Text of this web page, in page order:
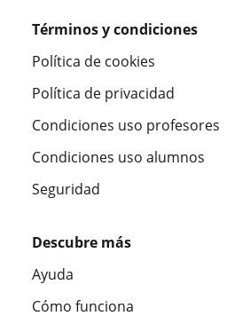
Términos y condiciones
Política de cookies
Política de privacidad
Condiciones uso profesores
Condiciones uso alumnos
Seguridad
Descubre más
Ayuda
Cómo funciona